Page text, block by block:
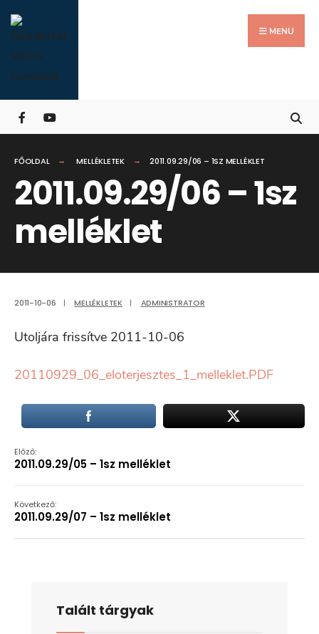
Skip
to
content
MENU
FŐOLDAL MELLÉKLETEK 2011.09.29/06 – 1SZ MELLÉKLET
2011.09.29/06 – 1sz
melléklet
2011-10-06 | MELLÉKLETEK | ADMINISTRATOR
Utoljára frissítve 2011-10-06
20110929_06_eloterjesztes_1_melleklet.PDF
Előző:
2011.09.29/05 – 1sz melléklet
Következő:
2011.09.29/07 – 1sz melléklet
Talált tárgyak
for:
Close